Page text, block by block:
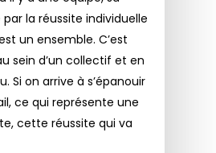
la réussite individuelle
un ensemble. C’est
sein d’un collectif et en
Si on arrive à s’épanouir
ce qui représente une
cette réussite qui va